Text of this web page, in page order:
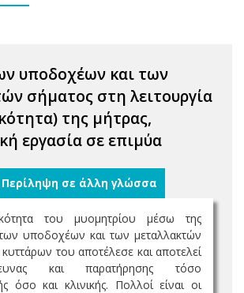
υποδοχέων και των
σήματος στη λειτουργία
της μήτρας,
εργασία σε επιμύα
Περίληψη σε άλλη γλώσσα
του μυομητρίου μέσω της
των υποδοχέων και των μεταλλακτών
του αποτέλεσε και αποτελεί
και παρατήρησης τόσο
όσο και κλινικής. Πολλοί είναι οι